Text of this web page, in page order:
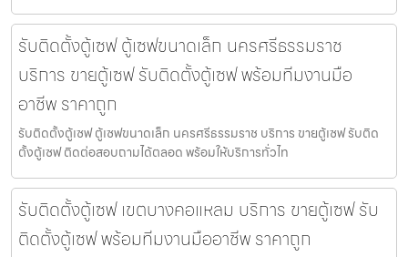
รับติดตั้งตู้เซฟ ตู้เซฟขนาดเล็ก นครศรีธรรมราช
บริการ ขายตู้เซฟ รับติดตั้งตู้เซฟ พร้อมทีมงานมือ
อาชีพ ราคาถูก
รับติดตั้งตู้เซฟ ตู้เซฟขนาดเล็ก นครศรีธรรมราช บริการ ขายตู้เซฟ รับติด
ตั้งตู้เซฟ ติดต่อสอบถามได้ตลอด พร้อมให้บริการทั่วไท
รับติดตั้งตู้เซฟ เขตบางคอแหลม บริการ ขายตู้เซฟ รับ
ติดตั้งตู้เซฟ พร้อมทีมงานมืออาชีพ ราคาถูก